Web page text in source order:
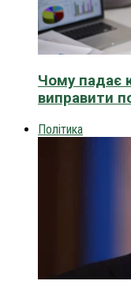
Чому падає
виправити
Політика